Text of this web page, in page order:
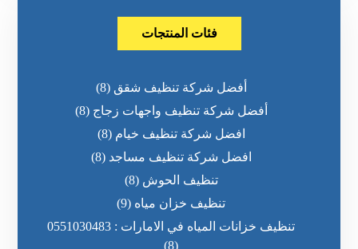
فئات المنتجات
أفضل شركة تنظيف شقق (8)
أفضل شركة تنظيف واجهات زجاج (8)
افضل شركة تنظيف خيام (8)
افضل شركة تنظيف مساجد (8)
تنظيف الحوش (8)
تنظيف خزان مياه (9)
تنظيف خزانات المياه في الامارات : 0551030483
(8)